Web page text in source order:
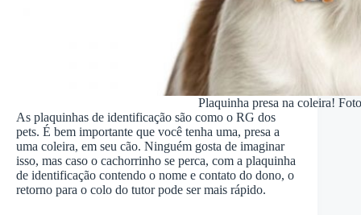
Plaquinha presa na coleira!
As plaquinhas de identificação são como o RG dos
pets. É bem importante que você tenha uma, presa a
uma coleira, em seu cão. Ninguém gosta de imaginar
isso, mas caso o cachorrinho se perca, com a plaquinha
de identificação contendo o nome e contato do dono, o
retorno para o colo do tutor pode ser mais rápido.